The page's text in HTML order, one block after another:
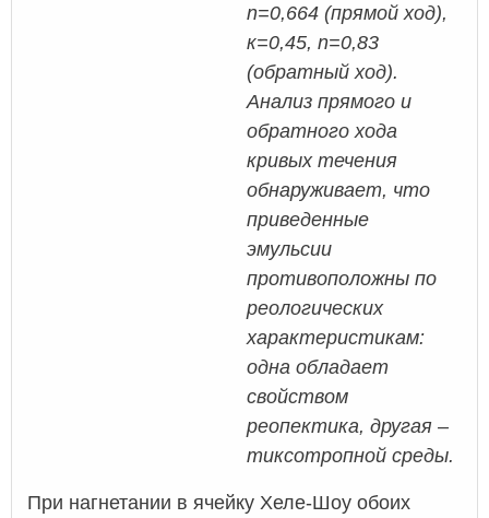
n=0,664 (прямой ход),
к=0,45, n=0,83
(обратный ход).
Анализ прямого и
обратного хода
кривых течения
обнаруживает, что
приведенные
эмульсии
противоположны по
реологических
характеристикам:
одна обладает
свойством
реопектика, другая –
тиксотропной среды.
При нагнетании в ячейку Хеле-Шоу обоих